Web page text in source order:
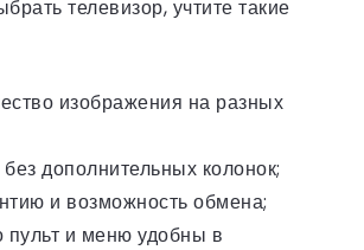
телевизор, учтите такие
изображения на разных
дополнительных колонок;
и возможность обмена;
пульт и меню удобны в